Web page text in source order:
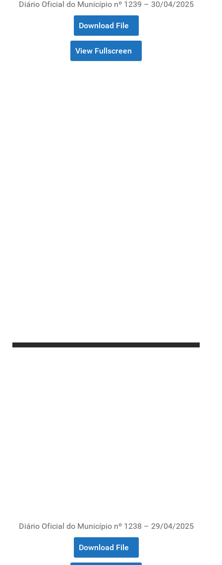
Diário Oficial do Município nº 1239 – 30/04/2025
Download File
View Fullscreen
Diário Oficial do Município nº 1238 – 29/04/2025
Download File